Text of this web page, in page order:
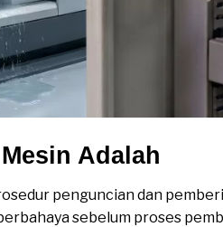
Adalah
penguncian dan
sebelum proses